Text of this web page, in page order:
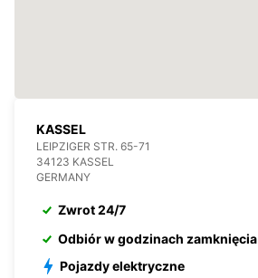
KASSEL
LEIPZIGER STR. 65-71
34123 KASSEL
GERMANY
Zwrot 24/7
Odbiór w godzinach zamknięcia
Pojazdy elektryczne